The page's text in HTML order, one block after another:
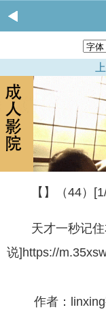
【】（44）
天才一秒记
说]https://
作者：linxing